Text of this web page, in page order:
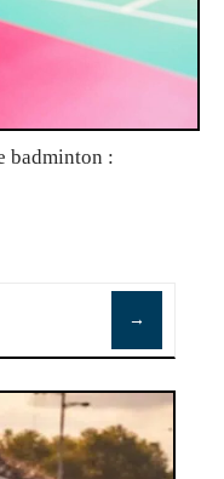
badminton :